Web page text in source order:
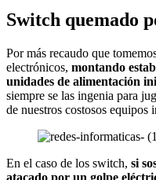
Switch quemado
Por más recaudo que
electrónicos, montando
unidades de alimentación
siempre se las ingenia para
de nuestros costosos equipos
En el caso de los switch, si
atacado por un golpe